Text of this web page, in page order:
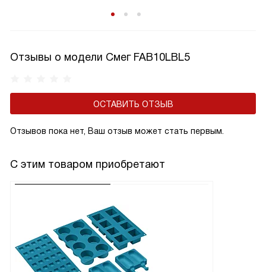
Отзывы о модели Смег FAB10LBL5
ОСТАВИТЬ ОТЗЫВ
Отзывов пока нет, Ваш отзыв может стать первым.
С этим товаром приобретают